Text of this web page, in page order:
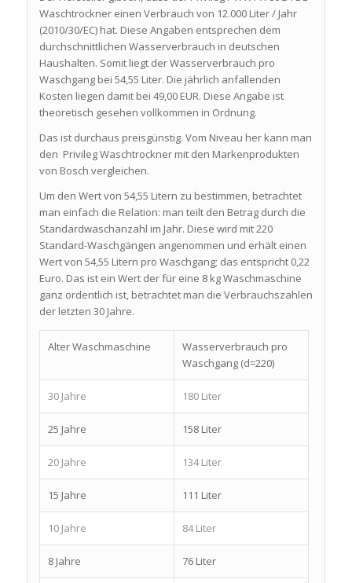
Waschtrockner einen Verbrauch von 12.000 Liter / Jahr
(2010/30/EC) hat. Diese Angaben entsprechen dem
durchschnittlichen Wasserverbrauch in deutschen
Haushalten. Somit liegt der Wasserverbrauch pro
Waschgang bei 54,55 Liter. Die jährlich anfallenden
Kosten liegen damit bei 49,00 EUR. Diese Angabe ist
theoretisch gesehen vollkommen in Ordnung.
Das ist durchaus preisgünstig. Vom Niveau her kann man
den Privileg Waschtrockner mit den Markenprodukten
von Bosch vergleichen.
Um den Wert von 54,55 Litern zu bestimmen, betrachtet
man einfach die Relation: man teilt den Betrag durch die
Standardwaschanzahl im Jahr. Diese wird mit 220
Standard-Waschgängen angenommen und erhält einen
Wert von 54,55 Litern pro Waschgang; das entspricht 0,22
Euro. Das ist ein Wert der für eine 8 kg Waschmaschine
ganz ordentlich ist, betrachtet man die Verbrauchszahlen
der letzten 30 Jahre.
Alter Waschmaschine
Wasserverbrauch pro
Waschgang (d=220)
30 Jahre 180 Liter
25 Jahre 158 Liter
20 Jahre 134 Liter
15 Jahre 111 Liter
10 Jahre 84 Liter
8 Jahre 76 Liter